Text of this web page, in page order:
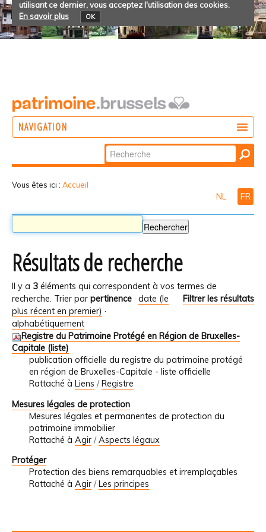
utilisant ce dernier, vous acceptez l'utilisation des cookies.
En savoir plus
OK
NAVIGATION
Chercher par
Recherche
Vous êtes ici : Accueil
NL FR
Résultats de recherche
Il y a 3 éléments qui correspondent à vos termes de
recherche.
Filtrer les résultats
Trier par pertinence · date (le
plus récent en premier) ·
alphabétiquement
Registre du Patrimoine Protégé en Région de Bruxelles-
Capitale (liste)
publication officielle du registre du patrimoine protégé
en région de Bruxelles-Capitale - liste officielle
Rattaché à Liens /Registre
Mesures légales de protection
Mesures légales et permanentes de protection du
patrimoine immobilier
Rattaché à Agir /Aspects légaux
Protéger
Protection des biens remarquables et irremplaçables
Rattaché à Agir /Les principes